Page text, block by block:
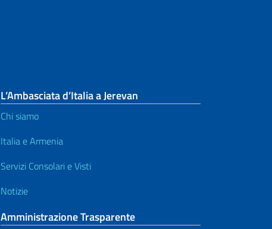
L’Ambasciata d’Italia a Jerevan
Chi siamo
Italia e Armenia
Servizi Consolari e Visti
Notizie
Amministrazione Trasparente